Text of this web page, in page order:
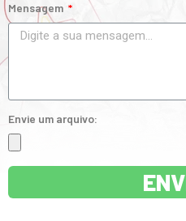
Mensagem
Envie um arquivo: